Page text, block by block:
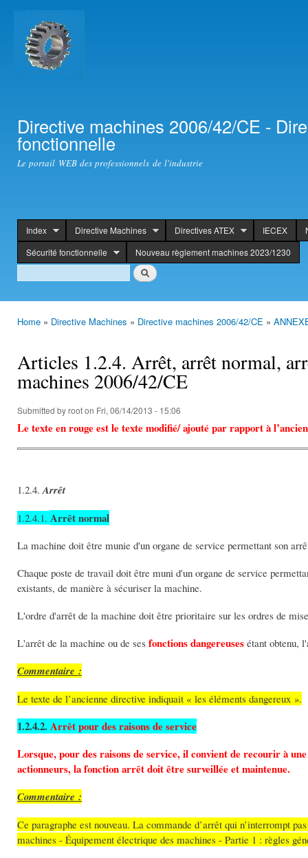
Directive machines 2006/42/CE -
fonctionnelle
Le portail WEB des professionnels de l'industrie
header
Index Directive Machines Directives ATEX IECEX
Sécurité fonctionnelle
Nouveau règlement machines 2023/1230
Search
Search
Home » Directive Machines » Directive machines 2006/42/CE »
Articles 1.2.4. Arrêt, arrêt normal,
machines 2006/42/CE
Submitted byrooton Fri, 06/14/2013 - 15:06
Le texte en rouge est le texte modifié/ ajouté par rapport à
1.2.4.Arrêt
1.2.4.1. Arrêt normal
La machine doit être munie d'un organe de service permettant son
Chaque poste de travail doit être muni d'un organe de service
existants, de manière à sécuriser la machine.
L'ordre d'arrêt de la machine doit être prioritaire sur les ordres de
L'arrêt de la machine ou de ses fonctions dangereuses étant obtenu,
Commentaire :
Le texte de l’ancienne directive indiquait « les éléments dangereux ».
1.2.4.2. Arrêt pour des raisons de service
Lorsque, pour des raisons de service, il convient de recourir à
actionneurs, la fonction arrêt doit être surveillée et maintenue.
Commentaire :
Ce paragraphe est nouveau. La commande d’arrêt qui n’interrompt
machines - Équipement électrique des machines - Partie 1 : règles